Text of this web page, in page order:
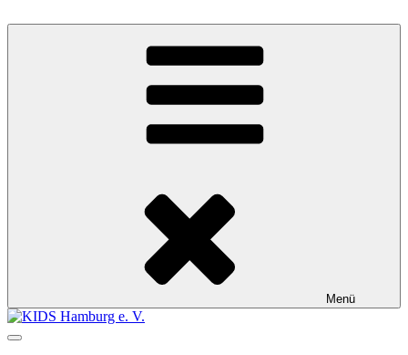
Inhalt
Kompetenz- und Infozentrum Down-Syndrom
Menü